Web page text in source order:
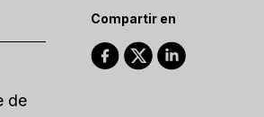
de
Compartir en